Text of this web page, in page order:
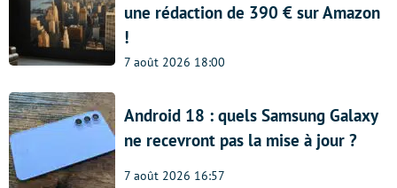
une rédaction de 390 € sur Amazon
!
7 août 2026 18:00
Android 18 : quels Samsung Galaxy
ne recevront pas la mise à jour ?
7 août 2026 16:57